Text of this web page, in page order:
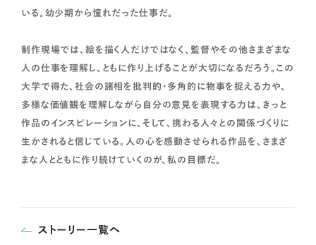
いる。幼少期から憧れだった仕事だ。
制作現場では、絵を描く人だけではなく、監督やその他さまざまな
人の仕事を理解し、ともに作り上げることが大切になるだろう。この
大学で得た、社会の諸相を批判的・多角的に物事を捉える力や、
多様な価値観を理解しながら自分の意見を表現する力は、きっと
作品のインスピレーションに、そして、携わる人々との関係づくりに
生かされると信じている。人の心を感動させられる作品を、さまざ
まな人とともに作り続けていくのが、私の目標だ。
ストーリー一覧へ